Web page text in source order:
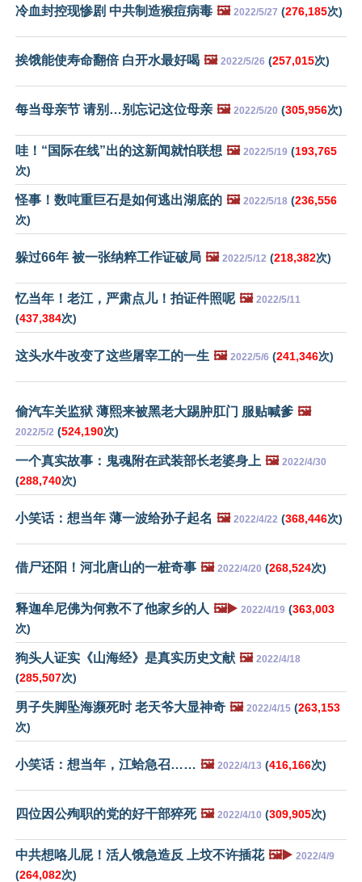
冷血封控现惨剧 中共制造猴痘病毒 🖼️ 2022/5/27 (276,185次)
挨饿能使寿命翻倍 白开水最好喝 🖼️ 2022/5/26 (257,015次)
每当母亲节 请别…别忘记这位母亲 🖼️ 2022/5/20 (305,956次)
哇！“国际在线”出的这新闻就怕联想 🖼️ 2022/5/19 (193,765
次)
怪事！数吨重巨石是如何逃出湖底的 🖼️ 2022/5/18 (236,556
次)
躲过66年 被一张纳粹工作证破局 🖼️ 2022/5/12 (218,382次)
忆当年！老江，严肃点儿！拍证件照呢 🖼️ 2022/5/11
(437,384次)
这头水牛改变了这些屠宰工的一生 🖼️ 2022/5/6 (241,346次)
偷汽车关监狱 薄熙来被黑老大踢肿肛门 服贴喊爹 🖼️
2022/5/2 (524,190次)
一个真实故事：鬼魂附在武装部长老婆身上 🖼️ 2022/4/30
(288,740次)
小笑话：想当年 薄一波给孙子起名 🖼️ 2022/4/22 (368,446次)
借尸还阳！河北唐山的一桩奇事 🖼️ 2022/4/20 (268,524次)
释迦牟尼佛为何救不了他家乡的人 🖼️▶️ 2022/4/19 (363,003
次)
狗头人证实《山海经》是真实历史文献 🖼️ 2022/4/18
(285,507次)
男子失脚坠海濒死时 老天爷大显神奇 🖼️ 2022/4/15 (263,153
次)
小笑话：想当年，江蛤急召…… 🖼️ 2022/4/13 (416,166次)
四位因公殉职的党的好干部猝死 🖼️ 2022/4/10 (309,905次)
中共想咯儿屁！活人饿急造反 上坟不许插花 🖼️▶️ 2022/4/9
(264,082次)